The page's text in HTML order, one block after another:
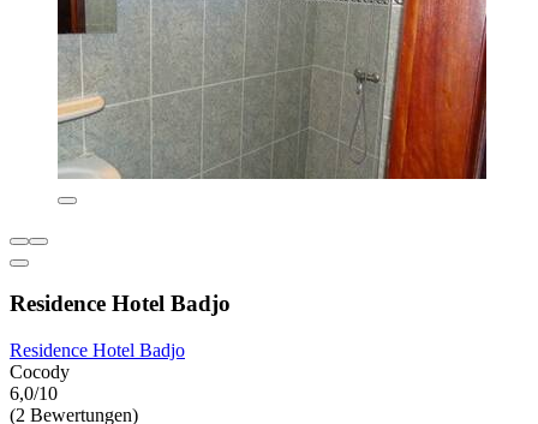
Residence Hotel Badjo
Residence Hotel Badjo
Cocody
6,0/10
(2 Bewertungen)